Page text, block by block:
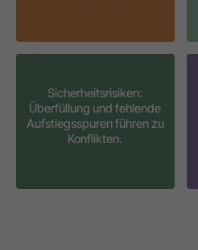
Sicherheitsrisiken:
Überfüllung und fehlende
Aufstiegsspuren führen zu
Konflikten.